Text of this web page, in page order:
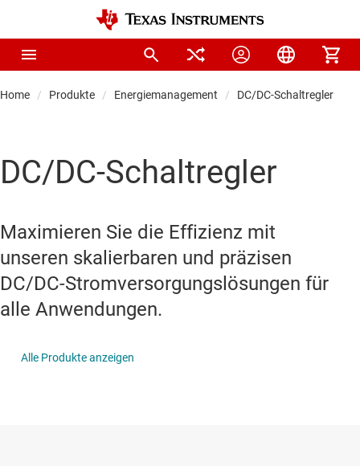
Home Produkte Energiemanagement DC/DC-Schaltregler
DC/DC-Schaltregler
Maximieren Sie die Effizienz mit
unseren skalierbaren und präzisen
DC/DC-Stromversorgungslösungen für
alle Anwendungen.
Alle Produkte anzeigen